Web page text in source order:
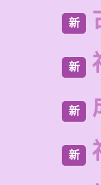
新
新
新
新